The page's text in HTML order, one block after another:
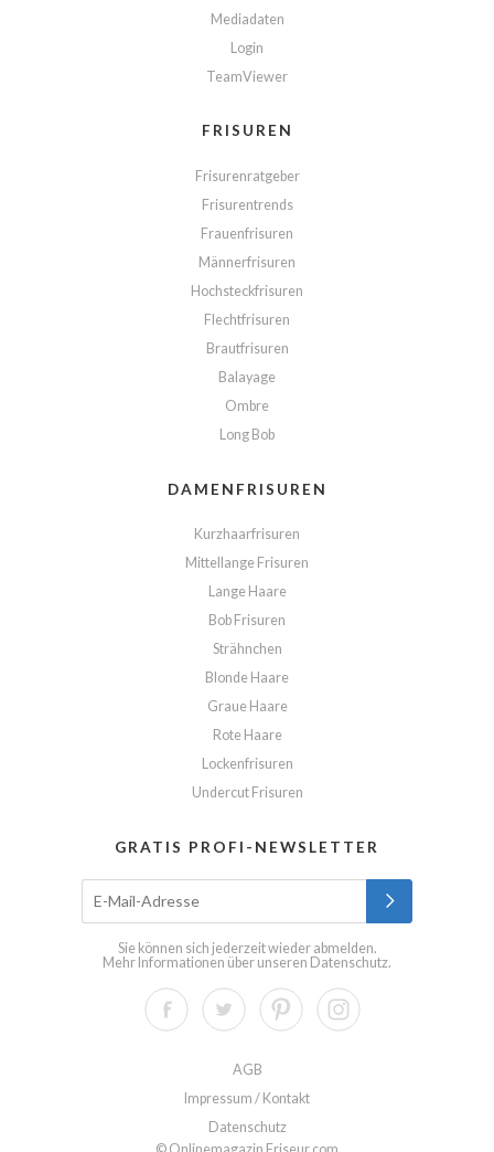
Mediadaten
Login
TeamViewer
FRISUREN
Frisurenratgeber
Frisurentrends
Frauenfrisuren
Männerfrisuren
Hochsteckfrisuren
Flechtfrisuren
Brautfrisuren
Balayage
Ombre
Long Bob
DAMENFRISUREN
Kurzhaarfrisuren
Mittellange Frisuren
Lange Haare
Bob Frisuren
Strähnchen
Blonde Haare
Graue Haare
Rote Haare
Lockenfrisuren
Undercut Frisuren
GRATIS PROFI-NEWSLETTER
Sie können sich jederzeit wieder abmelden.
Mehr Informationen über unseren Datenschutz.
AGB
Impressum / Kontakt
Datenschutz